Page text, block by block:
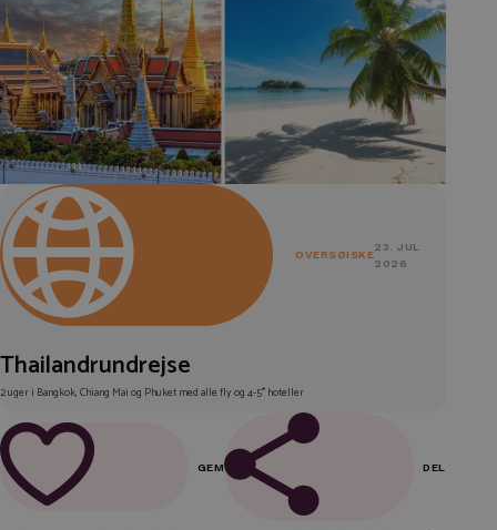
OVERSØISKE
23. JUL
2026
Thailandrundrejse
2 uger i Bangkok, Chiang Mai og Phuket med alle fly og 4-5* hoteller
GEM DEL